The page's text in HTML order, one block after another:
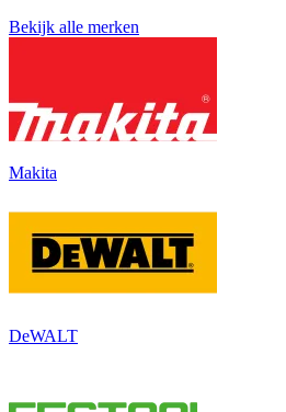
Bekijk alle merken
Makita
DeWALT